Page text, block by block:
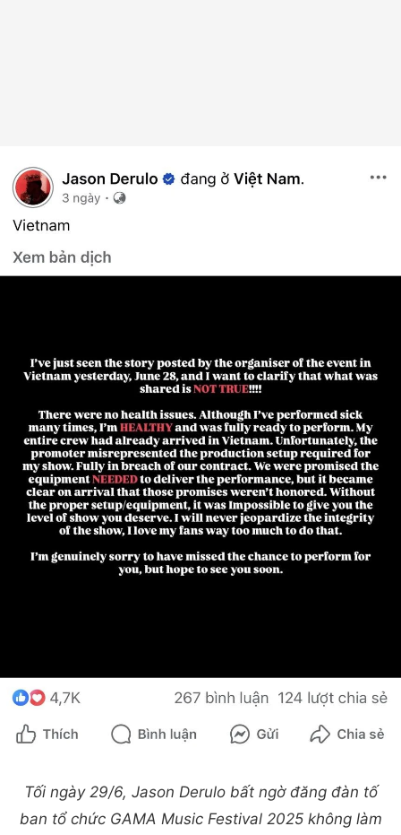
Tối ngày 29/6, Jason Derulo bất ngờ đăng đàn tố
ban tổ chức GAMA Music Festival 2025 không làm